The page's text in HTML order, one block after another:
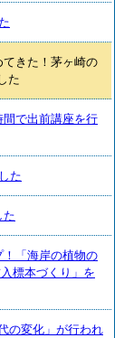
きた！茅ヶ崎の
た
で出前講座を行
た
た
「海岸の植物の
標本づくり」を
の変化」が行われ